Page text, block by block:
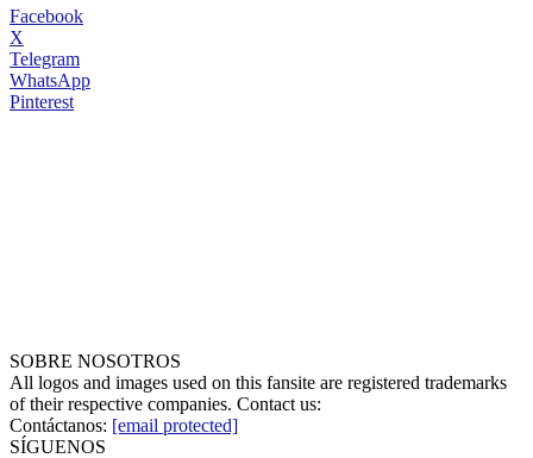
Facebook
X
Telegram
WhatsApp
Pinterest
SOBRE NOSOTROS
All logos and images used on this fansite are registered trademarks
of their respective companies. Contact us:
Contáctanos: [email protected]
SÍGUENOS